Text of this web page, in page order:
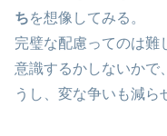
ちを想像してみる。
完璧な配慮ってのは難
意識するかしないかで
うし、変な争いも減ら